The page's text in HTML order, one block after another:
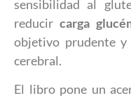
sensibilidad al
reducircarga
objetivo prudente y
cerebral.
El libro pone un